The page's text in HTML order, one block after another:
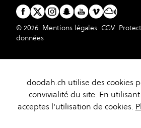
© 2026 Mentions légales CGV
données
doodah.ch utilise des cookies
convivialité du site. En
acceptes l'utilisation de cookies.